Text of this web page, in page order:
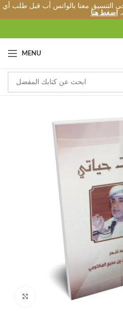
التنسيق معنا بالواتس أب قبل طلب أي
اضغط هنا
MENU
Click to enlarge